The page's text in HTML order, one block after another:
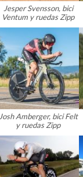
Jesper Svensson, bici
Ventum y ruedas Zipp
Josh Amberger, bici Felt
y ruedas Zipp